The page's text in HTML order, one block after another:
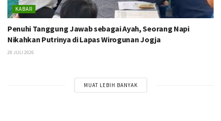
KABAR
Penuhi Tanggung Jawab sebagai Ayah, Seorang Napi
Nikahkan Putrinya di Lapas Wirogunan Jogja
28 JULI 2026
MUAT LEBIH BANYAK